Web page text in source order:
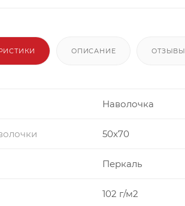
ОПИСАНИЕ ОТЗЫВЫ
Наволочка
50x70
Перкаль
102 г/м2